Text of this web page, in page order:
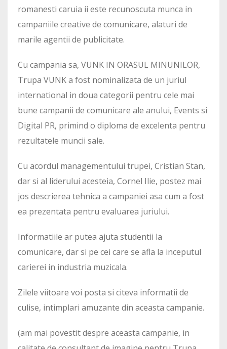
romanesti caruia ii este recunoscuta munca in
campaniile creative de comunicare, alaturi de
marile agentii de publicitate.
Cu campania sa, VUNK IN ORASUL MINUNILOR,
Trupa VUNK a fost nominalizata de un juriul
international in doua categorii pentru cele mai
bune campanii de comunicare ale anului, Events si
Digital PR, primind o diploma de excelenta pentru
rezultatele muncii sale.
Cu acordul managementului trupei, Cristian Stan,
dar si al liderului acesteia, Cornel Ilie, postez mai
jos descrierea tehnica a campaniei asa cum a fost
ea prezentata pentru evaluarea juriului.
Informatiile ar putea ajuta studentii la
comunicare, dar si pe cei care se afla la inceputul
carierei in industria muzicala.
Zilele viitoare voi posta si citeva informatii de
culise, intimplari amuzante din aceasta campanie.
(am mai povestit despre aceasta campanie, in